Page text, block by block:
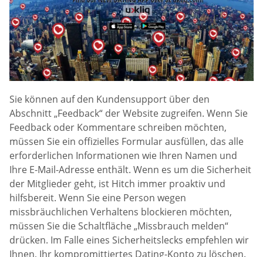
Sie können auf den Kundensupport über den
Abschnitt „Feedback“ der Website zugreifen. Wenn Sie
Feedback oder Kommentare schreiben möchten,
müssen Sie ein offizielles Formular ausfüllen, das alle
erforderlichen Informationen wie Ihren Namen und
Ihre E-Mail-Adresse enthält. Wenn es um die Sicherheit
der Mitglieder geht, ist Hitch immer proaktiv und
hilfsbereit. Wenn Sie eine Person wegen
missbräuchlichen Verhaltens blockieren möchten,
müssen Sie die Schaltfläche „Missbrauch melden“
drücken. Im Falle eines Sicherheitslecks empfehlen wir
Ihnen, Ihr kompromittiertes Dating-Konto zu löschen.